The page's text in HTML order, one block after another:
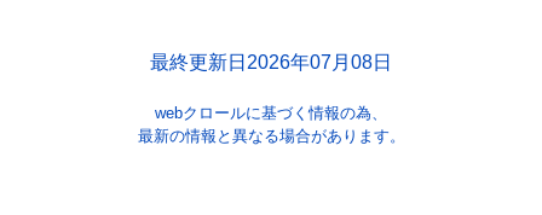
最終更新日2026年07月08日
webクロールに基づく情報の為、
最新の情報と異なる場合があります。